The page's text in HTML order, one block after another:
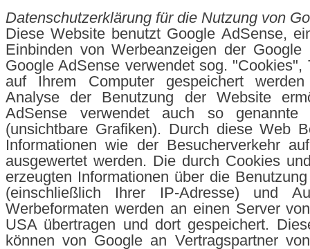
Datenschutzerklärung für die Nutzung von
Diese Website benutzt Google AdSense,
Einbinden von Werbeanzeigen der Google
Google AdSense verwendet sog. "Cookies",
auf Ihrem Computer gespeichert
Analyse der Benutzung der Website
AdSense verwendet auch so genannte
(unsichtbare Grafiken). Durch diese Web
Informationen wie der Besucherverkehr
ausgewertet werden. Die durch Cookies
erzeugten Informationen über die
(einschließlich Ihrer IP-Adresse) und
Werbeformaten werden an einen Server
USA übertragen und dort gespeichert.
können von Google an Vertragspartner